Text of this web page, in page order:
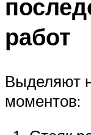
работ
Выделяют
моментов: